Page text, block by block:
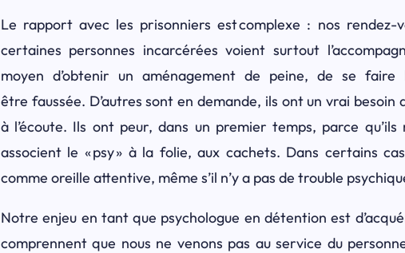
Le rapport avec les prisonniers est complexe : nos rendez-
certaines personnes incarcérées voient surtout
moyen d’obtenir un aménagement de peine, de se
être faussée. D’autres sont en demande, ils ont un vrai
à l’écoute. Ils ont peur, dans un premier temps, parce qu’ils
associent le « psy » à la folie, aux cachets. Dans certains
comme oreille attentive, même s’il n’y a pas de trouble
Notre enjeu en tant que psychologue en détention est
comprennent que nous ne venons pas au service du